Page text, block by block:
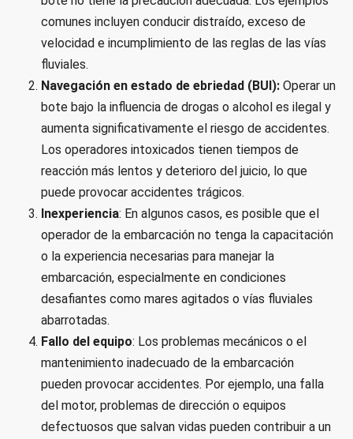
comunes incluyen conducir distraído, exceso de
velocidad e incumplimiento de las reglas de las vías
fluviales.
Navegación en estado de ebriedad (BUI): Operar un
bote bajo la influencia de drogas o alcohol es ilegal y
aumenta significativamente el riesgo de accidentes.
Los operadores intoxicados tienen tiempos de
reacción más lentos y deterioro del juicio, lo que
puede provocar accidentes trágicos.
Inexperiencia: En algunos casos, es posible que el
operador de la embarcación no tenga la capacitación
o la experiencia necesarias para manejar la
embarcación, especialmente en condiciones
desafiantes como mares agitados o vías fluviales
abarrotadas.
Fallo del equipo: Los problemas mecánicos o el
mantenimiento inadecuado de la embarcación
pueden provocar accidentes. Por ejemplo, una falla
del motor, problemas de dirección o equipos
defectuosos que salvan vidas pueden contribuir a un